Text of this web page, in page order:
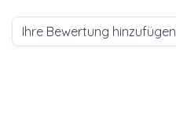
Ihre Bewertung hinzufügen